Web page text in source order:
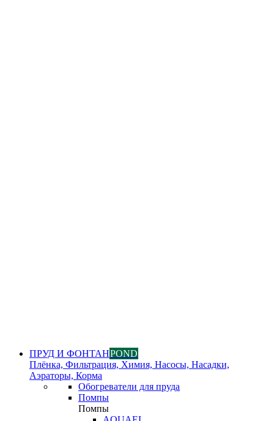
ПРУД И ФОНТАНPOND
Плёнка, Фильтрация, Химия, Насосы, Насадки,
Аэраторы, Корма
Обогреватели для пруда
Помпы
Помпы